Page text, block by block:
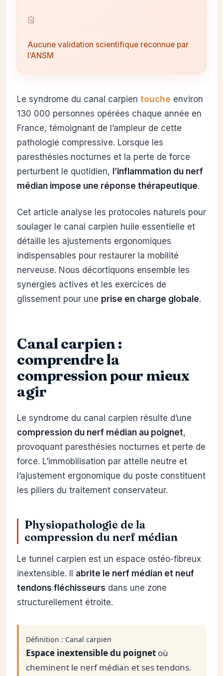
Aucune validation scientifique reconnue par
l’ANSM
Le syndrome du canal carpien touche environ
130 000 personnes opérées chaque année en
France, témoignant de l’ampleur de cette
pathologie compressive. Lorsque les
paresthésies nocturnes et la perte de force
perturbent le quotidien, l’inflammation du nerf
médian impose une réponse thérapeutique.
Cet article analyse les protocoles naturels pour
soulager le canal carpien huile essentielle et
détaille les ajustements ergonomiques
indispensables pour restaurer la mobilité
nerveuse. Nous décortiquons ensemble les
synergies actives et les exercices de
glissement pour une prise en charge globale.
Canal carpien :
comprendre la
compression pour mieux
agir
Le syndrome du canal carpien résulte d’une
compression du nerf médian au poignet,
provoquant paresthésies nocturnes et perte de
force. L’immobilisation par attelle neutre et
l’ajustement ergonomique du poste constituent
les piliers du traitement conservateur.
Physiopathologie de la
compression du nerf médian
Le tunnel carpien est un espace ostéo-fibreux
inextensible. Il abrite le nerf médian et neuf
tendons fléchisseurs dans une zone
structurellement étroite.
Définition : Canal carpien
Espace inextensible du poignet où
cheminent le nerf médian et ses tendons.